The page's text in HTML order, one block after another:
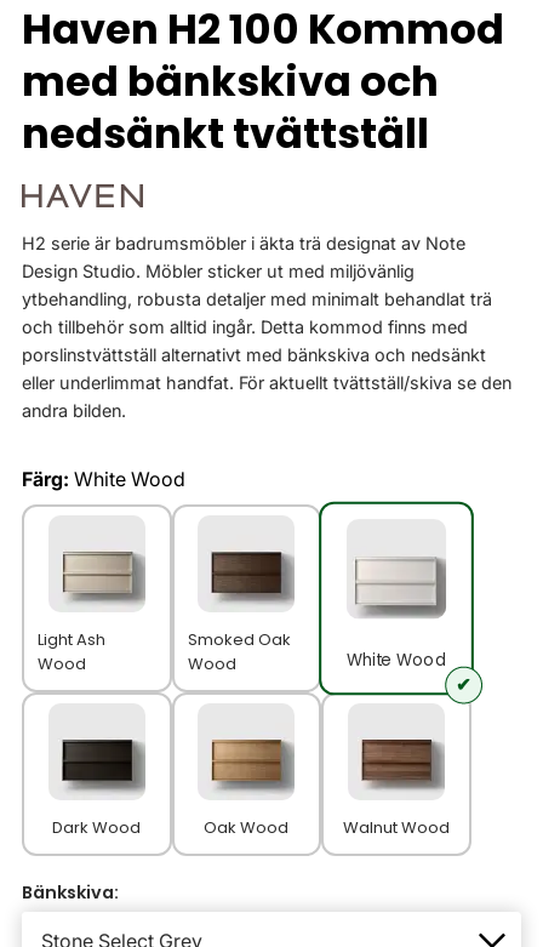
Haven H2 100 Kommod
med bänkskiva och
nedsänkt tvättställ
H2 serie är badrumsmöbler i äkta trä designat av Note
Design Studio. Möbler sticker ut med miljövänlig
ytbehandling, robusta detaljer med minimalt behandlat trä
och tillbehör som alltid ingår. Detta kommod finns med
porslinstvättställ alternativt med bänkskiva och nedsänkt
eller underlimmat handfat. För aktuellt tvättställ/skiva se den
andra bilden.
Färg: White Wood
Light Ash
Wood
Smoked Oak
Wood
White Wood
Dark Wood Oak Wood Walnut Wood
Bänkskiva: